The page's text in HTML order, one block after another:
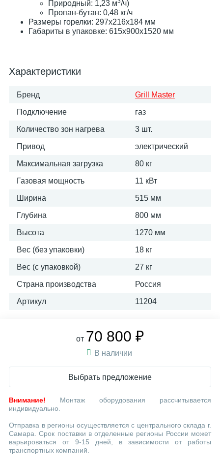
Природный: 1,23 м /ч)
Пропан-бутан: 0,48 кг/ч
Размеры горелки: 297х216х184 мм
Габариты в упаковке: 615х900х1520 мм
Характеристики
Бренд Grill Master
Подключение газ
Количество зон нагрева 3 шт.
Привод электрический
Максимальная загрузка 80 кг
Газовая мощность 11 кВт
Ширина 515 мм
Глубина 800 мм
Высота 1270 мм
Вес (без упаковки) 18 кг
Вес (с упаковкой) 27 кг
Страна производства Россия
Артикул 11204
от 70 800 ₽
В наличии
Выбрать предложение
Внимание! Монтаж оборудования рассчитывается
индивидуально.
Отправка в регионы осуществляется с центрального склада г.
Самара. Срок поставки в отделенные регионы России может
варьироваться от 9-15 дней, в зависимости от работы
транспортных компаний.